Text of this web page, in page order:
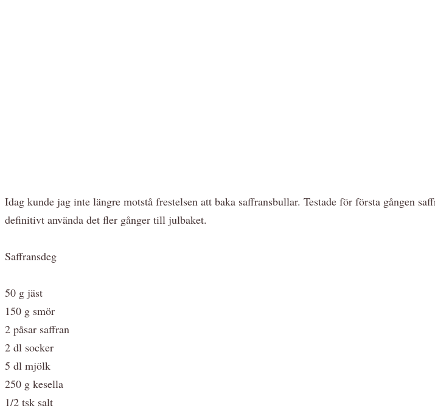
Idag kunde jag inte längre motstå frestelsen att baka saffransbullar. Testade för första gången
definitivt använda det fler gånger till julbaket.
Saffransdeg
50 g jäst
150 g smör
2 påsar saffran
2 dl socker
5 dl mjölk
250 g kesella
1/2 tsk salt